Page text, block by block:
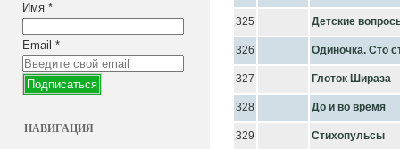
Имя *
Email *
НАВИГАЦИЯ
325 Детские
326 Одиночка. Сто
327 Глоток Шираза
328 До и во время
329 Стихопульсы